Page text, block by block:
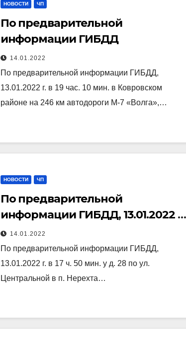
НОВОСТИ ЧП
По предварительной
информации ГИБДД
14.01.2022
По предварительной информации ГИБДД,
13.01.2022 г. в 19 час. 10 мин. в Ковровском
районе на 246 км автодороги М-7 «Волга»,…
НОВОСТИ ЧП
По предварительной
информации ГИБДД, 13.01.2022 г.
в 17 ч. 50 мин.
14.01.2022
По предварительной информации ГИБДД,
13.01.2022 г. в 17 ч. 50 мин. у д. 28 по ул.
Центральной в п. Нерехта…